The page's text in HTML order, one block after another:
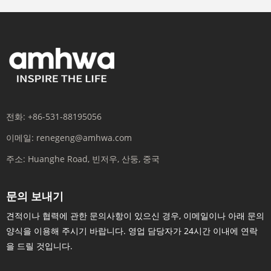
전화: +86-531-88195056
이메일: renegeng@amhwa.com
주소: Huanghe Road, 빈저우, 산둥, 중국
문의 보내기
견적이나 협력에 관한 문의사항이 있으신 경우, 이메일이나 아래 문의
양식을 이용해 주시기 바랍니다. 영업 담당자가 24시간 이내에 연락
을 드릴 것입니다.